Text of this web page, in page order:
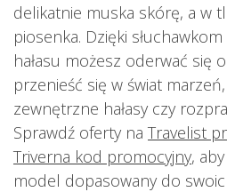
delikatnie muska skórę, a w
piosenka. Dzięki
hałasu możesz oderwać się
przenieść się w świat
zewnętrzne hałasy czy
Sprawdź oferty na Travelist
Triverna kod promocyjny,
model dopasowany do